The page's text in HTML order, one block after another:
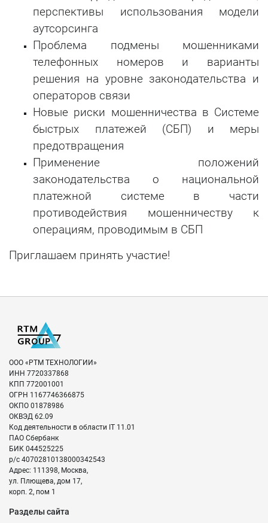
перспективы использования модели
аутсорсинга
Проблема подмены мошенниками
телефонных номеров и варианты
решения на уровне законодательства и
операторов связи
Новые риски мошенничества в Системе
быстрых платежей (СБП) и меры
предотвращения
Применение положений
законодательства о национальной
платежной системе в части
противодействия мошенничеству к
операциям, проводимым в СБП
Приглашаем принять участие!
ООО «РТМ ТЕХНОЛОГИИ»
ИНН 7720337868
КПП 772001001
ОГРН 1167746366875
ОКПО 01878986
ОКВЭД 62.09
Код деятельности в области IT 11.01
ПАО Сбербанк
БИК 044525225
р/с 40702810138000342543
Адрес: 111398, Москва,
ул. Плющева, дом 17,
корп. 2, пом 1
Разделы сайта